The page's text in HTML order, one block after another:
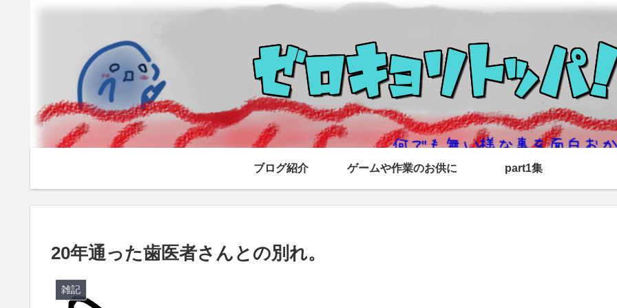
ブログ紹介 ゲームや作業のお供に part1集
20年通った歯医者さんとの別れ。
雑記